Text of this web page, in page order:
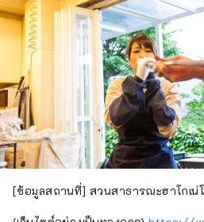
[ข้อมูลสถานที่] สวนสาธารณะฮาโกเน่